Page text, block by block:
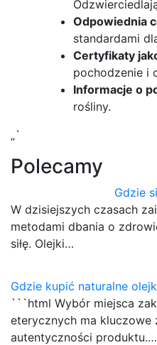
Odpowiednia
standardami
Certyfikaty
pochodzenie i
Informacje o
rośliny.
„`
Polecamy
Gdzie
W dzisiejszych czasach
metodami dbania o
siłę. Olejki…
Gdzie kupić naturalne
```html Wybór miejsca
eterycznych ma kluczowe
autentyczności produktu.…